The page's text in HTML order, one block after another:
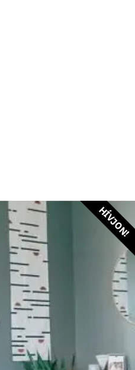
HÍVJON!